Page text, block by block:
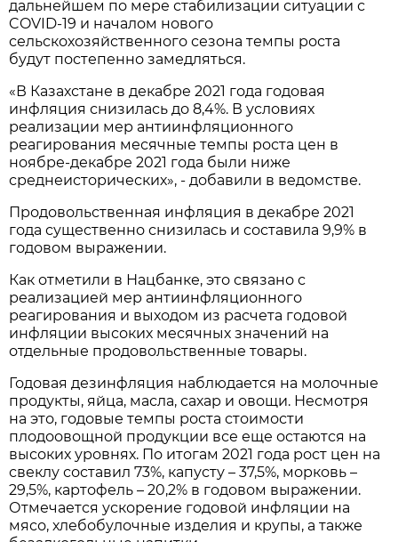
дальнейшем по мере стабилизации ситуации с
COVID-19 и началом нового
сельскохозяйственного сезона темпы роста
будут постепенно замедляться.
«В Казахстане в декабре 2021 года годовая
инфляция снизилась до 8,4%. В условиях
реализации мер антиинфляционного
реагирования месячные темпы роста цен в
ноябре-декабре 2021 года были ниже
среднеисторических», - добавили в ведомстве.
Продовольственная инфляция в декабре 2021
года существенно снизилась и составила 9,9% в
годовом выражении.
Как отметили в Нацбанке, это связано с
реализацией мер антиинфляционного
реагирования и выходом из расчета годовой
инфляции высоких месячных значений на
отдельные продовольственные товары.
Годовая дезинфляция наблюдается на молочные
продукты, яйца, масла, сахар и овощи. Несмотря
на это, годовые темпы роста стоимости
плодоовощной продукции все еще остаются на
высоких уровнях. По итогам 2021 года рост цен на
свеклу составил 73%, капусту – 37,5%, морковь –
29,5%, картофель – 20,2% в годовом выражении.
Отмечается ускорение годовой инфляции на
мясо, хлебобулочные изделия и крупы, а также